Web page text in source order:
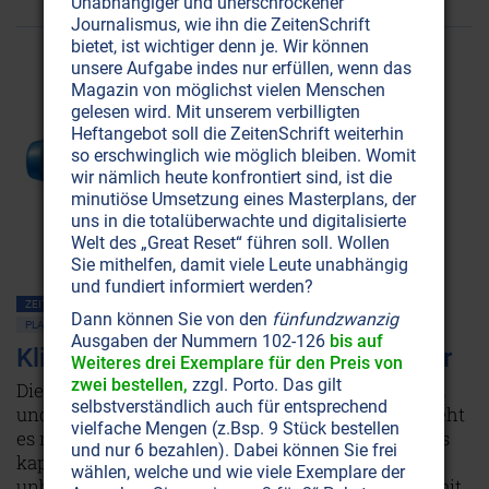
ZEITENSCHRIFT NR. 100, S.6
PLANET ERDE • UMWELTSCHUTZ
Klimastreit: Der Ausverkauf der Natur
Die Welt hat einen gemeinsamen Gegner: das CO2
und den Klimawandel. Bloß: Beim Klimaschutz geht
es nicht um die Natur, sondern um die Rettung des
kapitalistischen Wirtschaftssystems. Was
Journalismus, wie ihn die ZeitenSchrift
bietet, ist wichtiger denn je. Wir können
unsere Aufgabe indes nur erfüllen, wenn das
Magazin von möglichst vielen Menschen
gelesen wird. Mit unserem verbilligten
Heftangebot soll die ZeitenSchrift weiterhin
so erschwinglich wie möglich bleiben. Womit
wir nämlich heute konfrontiert sind, ist die
minutiöse Umsetzung eines Masterplans, der
uns in die totalüberwachte und digitalisierte
Welt des „Great Reset“ führen soll. Wollen
Sie mithelfen, damit viele Leute unabhängig
und fundiert informiert werden?
Dann können Sie von den fünfundzwanzig
Ausgaben der Nummern 102-126 bis auf
Weiteres drei Exemplare für den Preis von
zwei bestellen, zzgl. Porto. Das gilt
selbstverständlich auch für entsprechend
vielfache Mengen (z.Bsp. 9 Stück bestellen
und nur 6 bezahlen). Dabei können Sie frei
wählen, welche und wie viele Exemplare der